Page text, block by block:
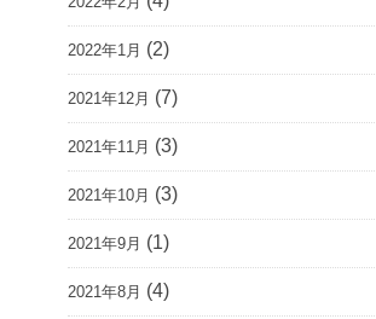
2022年1月 (2)
2021年12月 (7)
2021年11月 (3)
2021年10月 (3)
2021年9月 (1)
2021年8月 (4)